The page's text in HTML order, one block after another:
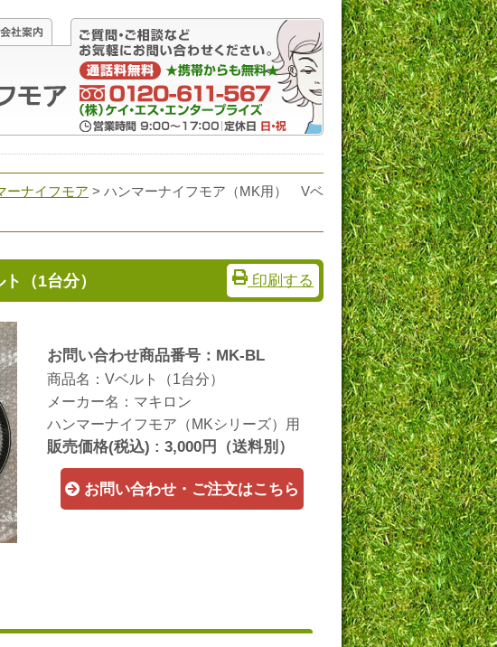
ーナイフモア > ハンマーナイフモア（MK用） Vベ
（1台分） 印刷する
お問い合わせ商品番号：MK-BL
商品名：Vベルト（1台分）
メーカー名：マキロン
ハンマーナイフモア（MKシリーズ）用
販売価格(税込) : 3,000円（送料別）
お問い合わせ・ご注文はこちら